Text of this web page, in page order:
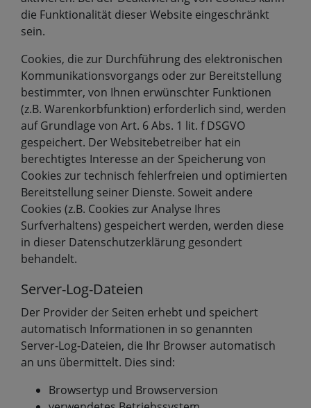
die Funktionalität dieser Website eingeschränkt
sein.
Cookies, die zur Durchführung des elektronischen
Kommunikationsvorgangs oder zur Bereitstellung
bestimmter, von Ihnen erwünschter Funktionen
(z.B. Warenkorbfunktion) erforderlich sind, werden
auf Grundlage von Art. 6 Abs. 1 lit. f DSGVO
gespeichert. Der Websitebetreiber hat ein
berechtigtes Interesse an der Speicherung von
Cookies zur technisch fehlerfreien und optimierten
Bereitstellung seiner Dienste. Soweit andere
Cookies (z.B. Cookies zur Analyse Ihres
Surfverhaltens) gespeichert werden, werden diese
in dieser Datenschutzerklärung gesondert
behandelt.
Server-Log-Dateien
Der Provider der Seiten erhebt und speichert
automatisch Informationen in so genannten
Server-Log-Dateien, die Ihr Browser automatisch
an uns übermittelt. Dies sind:
Browsertyp und Browserversion